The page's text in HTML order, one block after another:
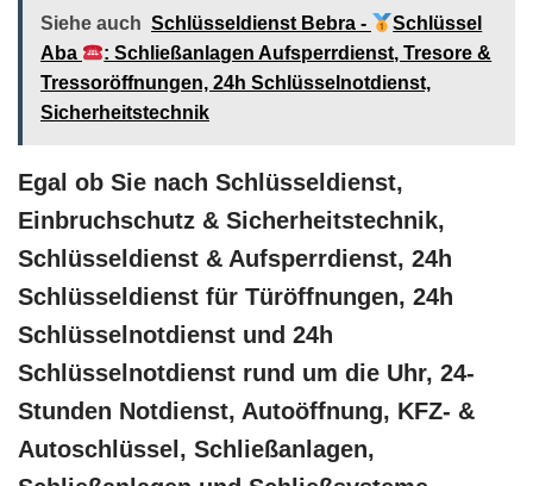
Siehe auch Schlüsseldienst Bebra -
Schlüssel
Aba
: Schließanlagen Aufsperrdienst, Tresore &
Tressoröffnungen, 24h Schlüsselnotdienst,
Sicherheitstechnik
Egal ob Sie nach Schlüsseldienst,
Einbruchschutz & Sicherheitstechnik,
Schlüsseldienst & Aufsperrdienst, 24h
Schlüsseldienst für Türöffnungen, 24h
Schlüsselnotdienst und 24h
Schlüsselnotdienst rund um die Uhr, 24-
Stunden Notdienst, Autoöffnung, KFZ- &
Autoschlüssel, Schließanlagen,